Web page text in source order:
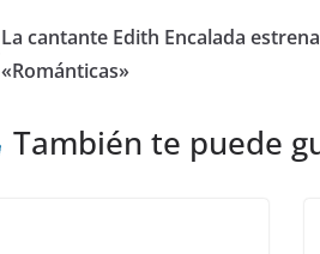
La cantante Edith Encalada
«Románticas»
También te puede